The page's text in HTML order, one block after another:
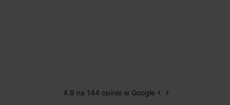
4.9 na 144 opinie w Google Poprzedni
keyboard_arrow_left Następny
keyboard_arrow_right